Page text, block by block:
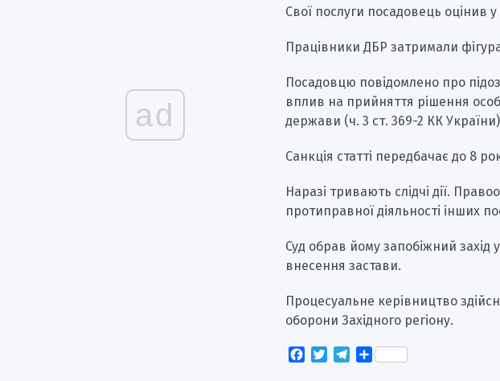
Свої послуги посадовець оцінив
Працівники ДБР затримали
Посадовцю повідомлено про
вплив на прийняття рішення
держави (ч. 3 ст. 369-2 КК
Санкція статті передбачає до 8
Наразі тривають слідчі дії.
протиправної діяльності інших
Суд обрав йому запобіжний
внесення застави.
Процесуальне керівництво
оборони Західного регіону.
Facebook
TwitterTelegram
Поділитися
ad